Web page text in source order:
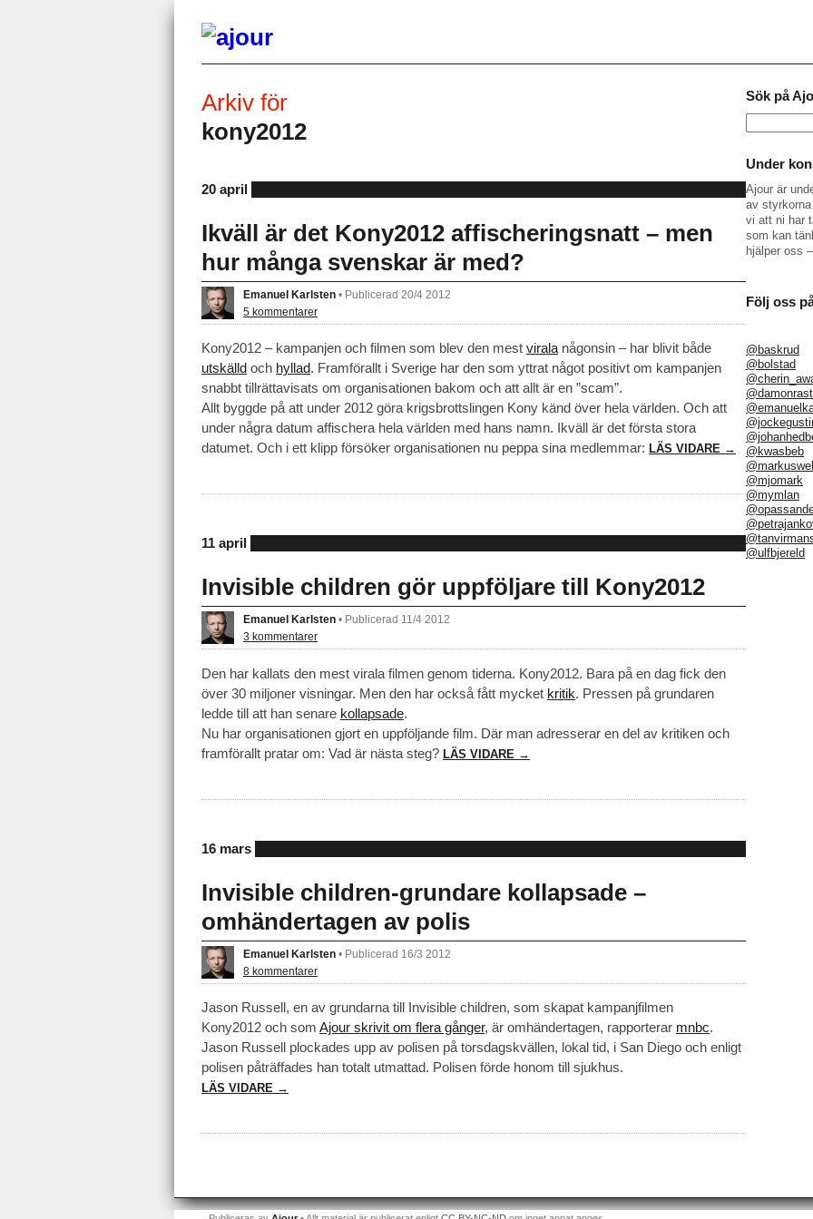
Arkiv för
kony2012
20 april
Ikväll är det Kony2012 affischeringsnatt – men
hur många svenskar är med?
Emanuel Karlsten • Publicerad 20/4 2012
5 kommentarer
Kony2012 – kampanjen och filmen som blev den mest viralanågonsin – har blivit både
utskälld och hyllad. Framförallt i Sverige har den som yttrat något positivt om kampanjen
snabbt tillrättavisats om organisationen bakom och att allt är en ”scam”.
Allt byggde på att under 2012 göra krigsbrottslingen Kony känd över hela världen. Och att
under några datum affischera hela världen med hans namn. Ikväll är det första stora
datumet. Och i ett klipp försöker organisationen nu peppa sina medlemmar: LÄS VIDARE →
11 april
Invisible children gör uppföljare till Kony2012
Emanuel Karlsten • Publicerad 11/4 2012
3 kommentarer
Den har kallats den mest virala filmen genom tiderna. Kony2012. Bara på en dag fick den
över 30 miljoner visningar. Men den har också fått mycket kritik. Pressen på grundaren
ledde till att han senare kollapsade.
Nu har organisationen gjort en uppföljande film. Där man adresserar en del av kritiken och
framförallt pratar om: Vad är nästa steg? LÄS VIDARE →
16 mars
Invisible children-grundare kollapsade –
omhändertagen av polis
Emanuel Karlsten • Publicerad 16/3 2012
8 kommentarer
Jason Russell, en av grundarna till Invisible children, som skapat kampanjfilmen
Kony2012 och som Ajour skrivit om flera gånger, är omhändertagen, rapporterar mnbc.
Jason Russell plockades upp av polisen på torsdagskvällen, lokal tid, i San Diego och enligt
polisen påträffades han totalt utmattad. Polisen förde honom till sjukhus.
LÄS VIDARE →
Sök på
efter:
Under
Ajour är
av
vi att ni har
som kan
hjälper oss –
Följ oss
@baskrud
@bolstad
@kwasbeb
@mjomark
@mymlan
@ulfbjereld